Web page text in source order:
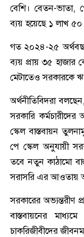
বেশি। বেতন-
ব্যয় হয়েছে ১ লাখ
গত ২০২৪-২৫
ব্যয় প্রায় ৩৫ হাজার
মেটাতেও সরকারকে
অর্থনীতিবিদরা
সরকারি
স্কেল বাস্তবায়ন
পে স্কেল অনুযায়ী
তবে নতুন কাঠামো
সরাসরি এর আওতায়
সরকারের অভ্যন্তরীণ
বাস্তবায়নের
চাকরিজীবীদের